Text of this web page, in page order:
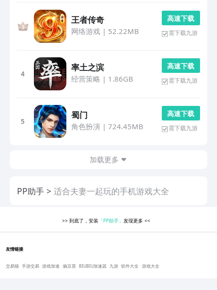
王者传奇
网络游戏| 52.22MB
高 速 下 载
需下载九游
4
率土之滨
经营策略 | 1.86GB
高 速 下 载
需下载九游
5
蜀门
角色扮演 | 724.45MB
高 速 下 载
需下载九游
加载更多
PP助手 适合夫妻一起玩的手机游戏大全
>> 到底了，安装 「PP助手」发现更多<<
友情链接
交易猫 手游交易 游戏加速 豌豆荚 BIUBIU加速器 九游 软件大全 游戏大全